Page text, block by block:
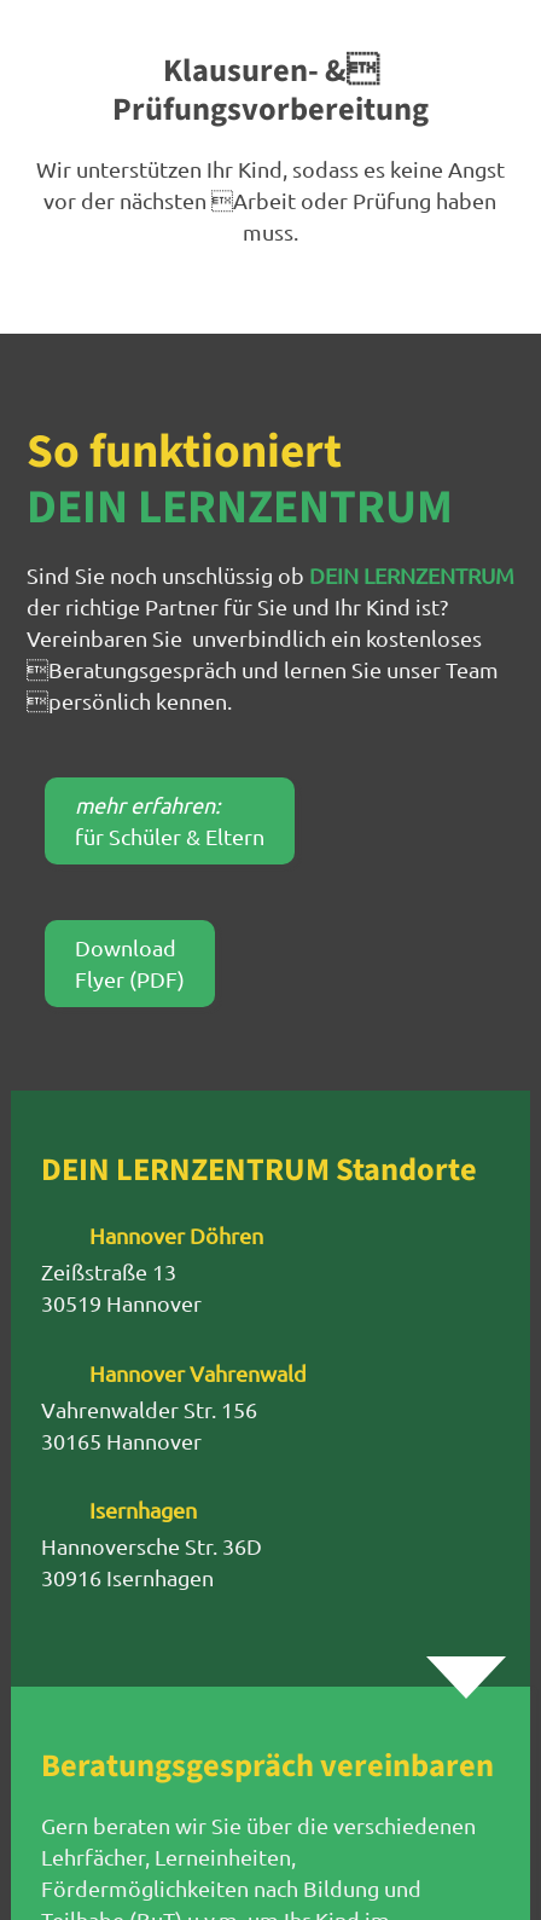
Klausuren- &
Prüfungsvorbereitung
Wir unterstützen Ihr Kind, sodass es keine Angst
vor der nächsten Arbeit oder Prüfung haben
muss.
So funktioniert
DEIN LERNZENTRUM
Sind Sie noch unschlüssig ob DEIN LERNZENTRUM
der richtige Partner für Sie und Ihr Kind ist?
Vereinbaren Sie unverbindlich ein kostenloses
Beratungsgespräch und lernen Sie unser Team
persönlich kennen.
mehr erfahren:
für Schüler & Eltern
Download
Flyer (PDF)
DEIN LERNZENTRUM Standorte
Hannover Döhren
Zeißstraße 13
30519 Hannover
Hannover Vahrenwald
Vahrenwalder Str. 156
30165 Hannover
Isernhagen
Hannoversche Str. 36D
30916 Isernhagen
Beratungsgespräch vereinbaren
Gern beraten wir Sie über die verschiedenen
Lehrfächer, Lerneinheiten,
Fördermöglichkeiten nach Bildung und